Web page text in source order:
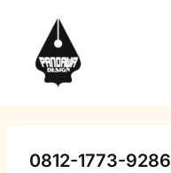
content
0812-1773-